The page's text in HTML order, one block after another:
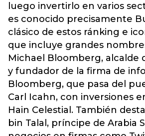
luego invertirlo en varios
es conocido precisamente
clásico de estos ránking e
que incluye grandes
Michael Bloomberg, alcalde
y fundador de la firma de
Bloomberg, que pasa del
Carl Icahn, con inversiones
Hain Celestial. También
bin Talal, príncipe de Arabia